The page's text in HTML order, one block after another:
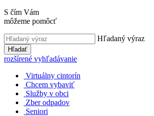
S čím Vám
môžeme pomôcť
Hľadaný výraz
Hľadať
rozšírené vyhľadávanie
Virtuálny cintorín
Chcem vybaviť
Služby v obci
Zber odpadov
Seniori